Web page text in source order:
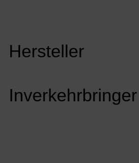
Hersteller
Inverkehrbringer